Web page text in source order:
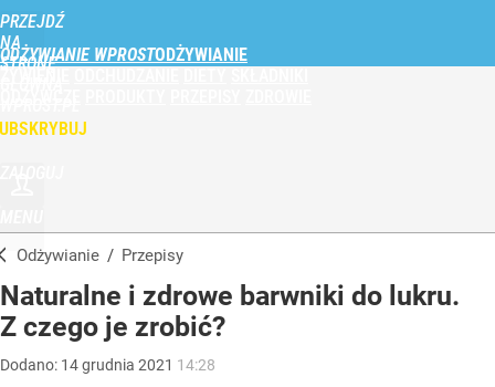
PRZEJDŹ
NA
STRONĘ
ODŻYWIANIE WPROST
Odżywianie / Przepisy
Naturalne i zdrowe barwniki do lukru.
Z czego je zrobić?
Dodano: 14grudnia 2021 14:28